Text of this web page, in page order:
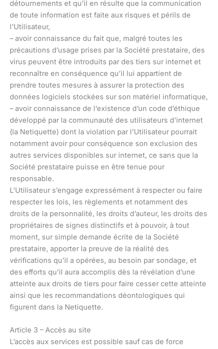
détournements et qu’il en résulte que la communication
de toute information est faite aux risques et périls de
l’Utilisateur,
– avoir connaissance du fait que, malgré toutes les
précautions d’usage prises par la Société prestataire, des
virus peuvent être introduits par des tiers sur internet et
reconnaître en conséquence qu’il lui appartient de
prendre toutes mesures à assurer la protection des
données logiciels stockées sur son matériel informatique,
– avoir connaissance de l’existence d’un code d’éthique
développé par la communauté des utilisateurs d’internet
(la Netiquette) dont la violation par l’Utilisateur pourrait
notamment avoir pour conséquence son exclusion des
autres services disponibles sur internet, ce sans que la
Société prestataire puisse en être tenue pour
responsable.
L’Utilisateur s’engage expressément à respecter ou faire
respecter les lois, les règlements et notamment des
droits de la personnalité, les droits d’auteur, les droits des
propriétaires de signes distinctifs et à pouvoir, à tout
moment, sur simple demande écrite de la Société
prestataire, apporter la preuve de la réalité des
vérifications qu’il a opérées, au besoin par sondage, et
des efforts qu’il aura accomplis dès la révélation d’une
atteinte aux droits de tiers pour faire cesser cette atteinte
ainsi que les recommandations déontologiques qui
figurent dans la Netiquette.
Article 3 – Accès au site
L’accès aux services est possible sauf cas de force